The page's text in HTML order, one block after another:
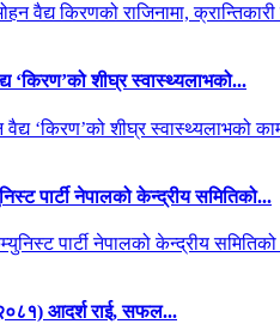
‘किरण’को शीघ्र स्वास्थ्यलाभको...
पार्टी नेपालको केन्द्रीय समितिको...
आदर्श राई, सफल...